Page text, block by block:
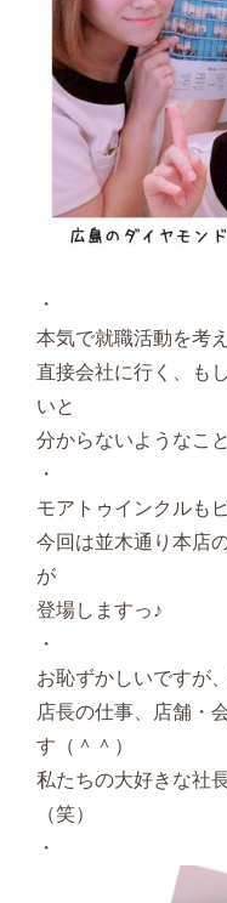
・
本気で就職活動を考
直接会社に行く、も
いと
分からないようなこ
・
モアトゥインクルも
今回は並木通り本店
が
登場しますっ♪
・
お恥ずかしいですが
店長の仕事、店舗・
す（＾＾）
私たちの大好きな社
（笑）
・